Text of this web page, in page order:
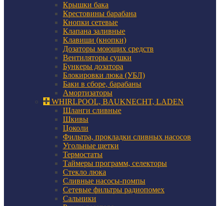
Крышки бака
Крестовины барабана
Кнопки сетевые
Клапана заливные
Клавиши (кнопки)
Дозаторы моющих средств
Вентиляторы сушки
Бункеры дозатора
Блокировки люка (УБЛ)
Баки в сборе, барабаны
Амортизаторы
WHIRLPOOL, BAUKNECHT, LADEN
Шланги сливные
Шкивы
Цоколи
Фильтра, прокладки сливных насосов
Угольные щетки
Термостаты
Таймеры программ, селекторы
Стекло люка
Сливные насосы-помпы
Сетевые фильтры радиопомех
Сальники